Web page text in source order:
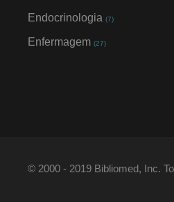
Endocrinologia (7)
Enfermagem (27)
© 2000 - 2019 Bibliomed, Inc.